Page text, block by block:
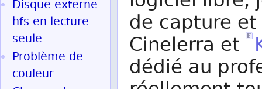
de capture
Cinelerra et
dédié au
Disque externe
hfs en lecture
seule
Problème de
couleur